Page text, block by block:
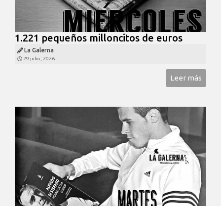
1.221 pequeños milloncitos de euros
La Galerna
29 julio, 2026
Leer más